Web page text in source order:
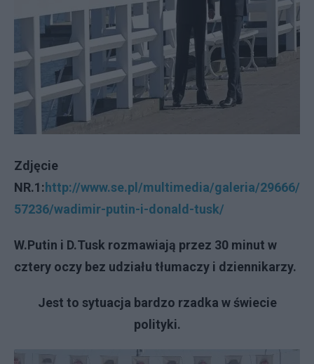
Zdjęcie
NR.1:http://www.se.pl/multimedia/galeria/29666/
57236/wadimir-putin-i-donald-tusk/
W.Putin i D.Tusk rozmawiają przez 30 minut w
cztery oczy bez udziału tłumaczy i dziennikarzy.
Jest to sytuacja bardzo rzadka w świecie
polityki.